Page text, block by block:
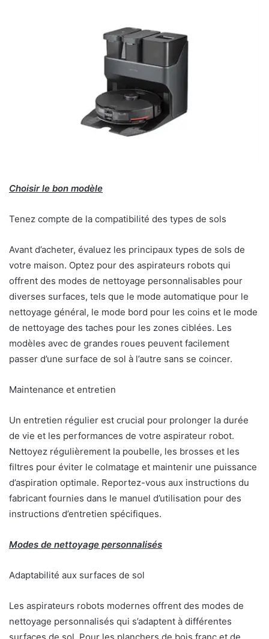
Choisir le bon modèle
Tenez compte de la compatibilité des types de sols
Avant d’acheter, évaluez les principaux types de sols de
votre maison. Optez pour des aspirateurs robots qui
offrent des modes de nettoyage personnalisables pour
diverses surfaces, tels que le mode automatique pour le
nettoyage général, le mode bord pour les coins et le mode
de nettoyage des taches pour les zones ciblées. Les
modèles avec de grandes roues peuvent facilement
passer d’une surface de sol à l’autre sans se coincer.
Maintenance et entretien
Un entretien régulier est crucial pour prolonger la durée
de vie et les performances de votre aspirateur robot.
Nettoyez régulièrement la poubelle, les brosses et les
filtres pour éviter le colmatage et maintenir une puissance
d’aspiration optimale. Reportez-vous aux instructions du
fabricant fournies dans le manuel d’utilisation pour des
instructions d’entretien spécifiques.
Modes de nettoyage personnalisés
Adaptabilité aux surfaces de sol
Les aspirateurs robots modernes offrent des modes de
nettoyage personnalisés qui s’adaptent à différentes